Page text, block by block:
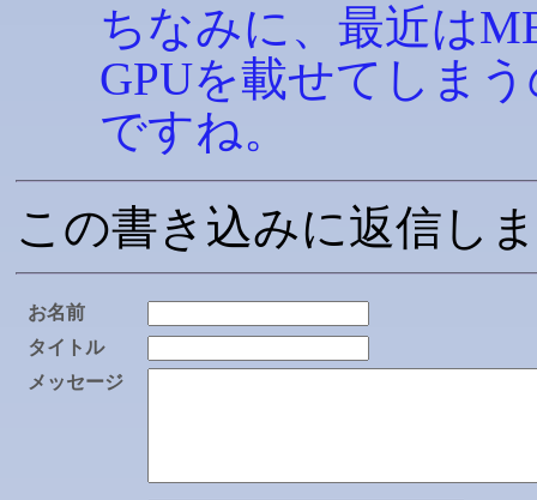
ちなみに、最近は
GPUを載せてしま
ですね。
この書き込みに返信し
お名前
タイトル
メッセージ